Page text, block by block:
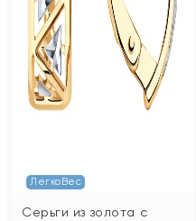
ЛегкоВес
Серьги из золота с